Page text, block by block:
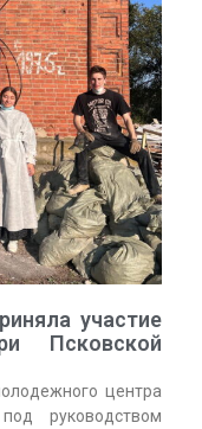
участие
Псковской
центра
руководством